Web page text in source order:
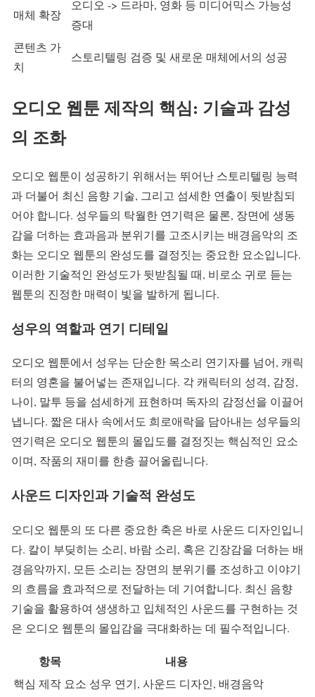
매체 확장
오디오 -> 드라마, 영화 등 미디어믹스 가능성
증대
콘텐츠 가
치
스토리텔링 검증 및 새로운 매체에서의 성공
오디오 웹툰 제작의 핵심: 기술과 감성
의 조화
오디오 웹툰이 성공하기 위해서는 뛰어난 스토리텔링 능력
과 더불어 최신 음향 기술, 그리고 섬세한 연출이 뒷받침되
어야 합니다. 성우들의 탁월한 연기력은 물론, 장면에 생동
감을 더하는 효과음과 분위기를 고조시키는 배경음악의 조
화는 오디오 웹툰의 완성도를 결정짓는 중요한 요소입니다.
이러한 기술적인 완성도가 뒷받침될 때, 비로소 귀로 듣는
웹툰의 진정한 매력이 빛을 발하게 됩니다.
성우의 역할과 연기 디테일
오디오 웹툰에서 성우는 단순한 목소리 연기자를 넘어, 캐릭
터의 영혼을 불어넣는 존재입니다. 각 캐릭터의 성격, 감정,
나이, 말투 등을 섬세하게 표현하며 독자의 감정선을 이끌어
냅니다. 짧은 대사 속에서도 희로애락을 담아내는 성우들의
연기력은 오디오 웹툰의 몰입도를 결정짓는 핵심적인 요소
이며, 작품의 재미를 한층 끌어올립니다.
사운드 디자인과 기술적 완성도
오디오 웹툰의 또 다른 중요한 축은 바로 사운드 디자인입니
다. 칼이 부딪히는 소리, 바람 소리, 혹은 긴장감을 더하는 배
경음악까지, 모든 소리는 장면의 분위기를 조성하고 이야기
의 흐름을 효과적으로 전달하는 데 기여합니다. 최신 음향
기술을 활용하여 생생하고 입체적인 사운드를 구현하는 것
은 오디오 웹툰의 몰입감을 극대화하는 데 필수적입니다.
항목 내용
핵심 제작 요소 성우 연기, 사운드 디자인, 배경음악